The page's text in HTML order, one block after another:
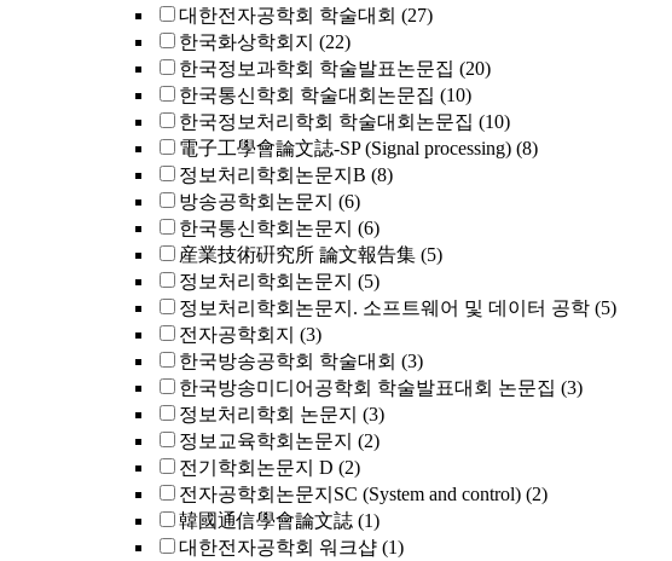
대한전자공학회 학술대회 (27)
한국화상학회지 (22)
한국정보과학회 학술발표논문집 (20)
한국통신학회 학술대회논문집 (10)
한국정보처리학회 학술대회논문집 (10)
電子工學會論文誌-SP (Signal processing) (8)
정보처리학회논문지B (8)
방송공학회논문지 (6)
한국통신학회논문지 (6)
産業技術硏究所 論文報告集 (5)
정보처리학회논문지 (5)
정보처리학회논문지. 소프트웨어 및 데이터 공학 (5)
전자공학회지 (3)
한국방송공학회 학술대회 (3)
한국방송미디어공학회 학술발표대회 논문집 (3)
정보처리학회 논문지 (3)
정보교육학회논문지 (2)
전기학회논문지 D (2)
전자공학회논문지SC (System and control) (2)
韓國通信學會論文誌 (1)
대한전자공학회 워크샵 (1)